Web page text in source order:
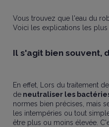
Vous trouvez que l'eau du
Voici les explications les
Il s'agit bien souvent,
En effet, Lors du traitement
de neutraliser les
normes bien précises, mais
les intempéries ou tout
être plus ou moins élevée.